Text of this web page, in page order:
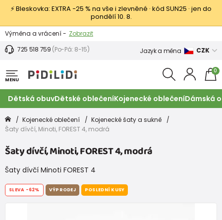
⚡ Bleskovka: EXTRA −25 % na vše i zlevněné · kód SUN25 · jen do
pondělí 10. 8.
Výměna a vrácení - Zobrazit
Sleva 100 Kč na první nákup -
725 518 759 (Po-Pá: 8-15) Jazyk a měna CZK
MENU
0
Dětská obuvDětské oblečeníKojenecké oblečeníDámská
Kojenecké oblečení
Kojenecké šaty a sukně
Šaty dívčí, Minoti, FOREST 4, modrá
Šaty dívčí, Minoti, FOREST 4, modrá
Šaty dívčí Minoti FOREST 4
SLEVA -62% VÝPRODEJ POSLEDNÍ KUSY